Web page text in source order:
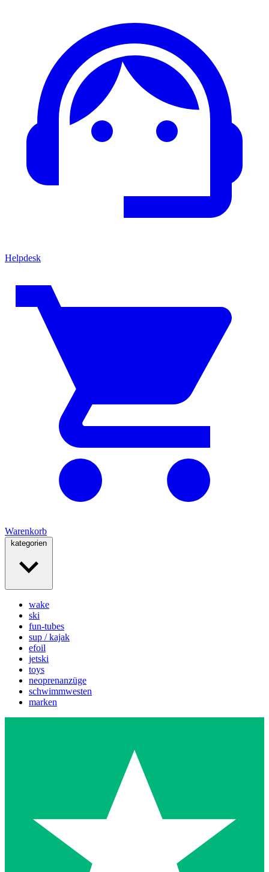
Helpdesk
Warenkorb
kategorien
wake
ski
fun-tubes
sup / kajak
efoil
jetski
toys
neoprenanzüge
schwimmwesten
marken